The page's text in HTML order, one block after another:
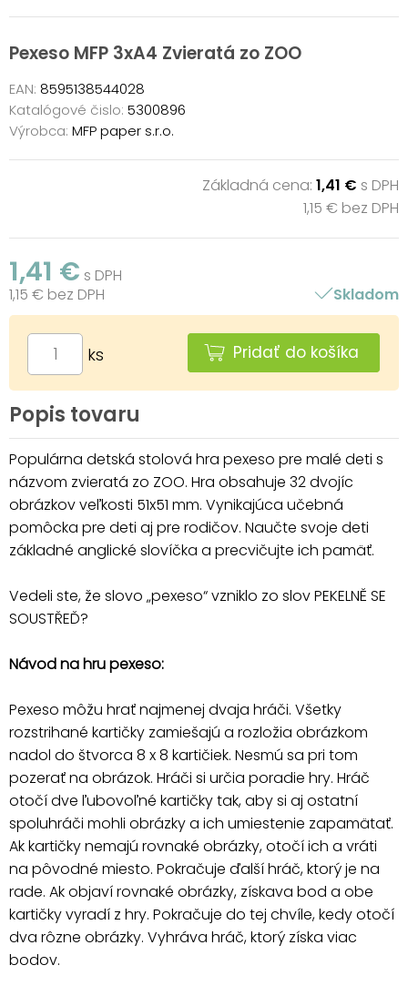
Pexeso MFP 3xA4 Zvieratá zo ZOO
EAN: 8595138544028
Katalógové čislo: 5300896
Výrobca: MFP paper s.r.o.
Základná cena: 1,41 € s DPH
1,15 € bez DPH
1,41 € s DPH
1,15 € bez DPH
Skladom
ks Pridať do košíka
Popis tovaru
Populárna detská stolová hra pexeso pre malé deti s
názvom zvieratá zo ZOO. Hra obsahuje 32 dvojíc
obrázkov veľkosti 51x51 mm. Vynikajúca učebná
pomôcka pre deti aj pre rodičov. Naučte svoje deti
základné anglické slovíčka a precvičujte ich pamäť.
Vedeli ste, že slovo „pexeso“ vzniklo zo slov PEKELNĚ SE
SOUSTŘEĎ?
Návod na hru pexeso:
Pexeso môžu hrať najmenej dvaja hráči. Všetky
rozstrihané kartičky zamiešajú a rozložia obrázkom
nadol do štvorca 8 x 8 kartičiek. Nesmú sa pri tom
pozerať na obrázok. Hráči si určia poradie hry. Hráč
otočí dve ľubovoľné kartičky tak, aby si aj ostatní
spoluhráči mohli obrázky a ich umiestenie zapamätať.
Ak kartičky nemajú rovnaké obrázky, otočí ich a vráti
na pôvodné miesto. Pokračuje ďalší hráč, ktorý je na
rade. Ak objaví rovnaké obrázky, získava bod a obe
kartičky vyradí z hry. Pokračuje do tej chvíle, kedy otočí
dva rôzne obrázky. Vyhráva hráč, ktorý získa viac
bodov.